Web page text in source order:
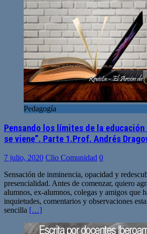
Pedagogía
Pensando los límites de la educación
se viene”. Parte 1.Prof. Andrés
7 julio, 2020 Clio Comunidad 0
Sensación de inminencia, opacidad y
presencialidad. Antes de comenzar, quiero
alumnos, ex-alumnos, colegas y amigos que
inquietudes, comentarios y observaciones
sencilla […]